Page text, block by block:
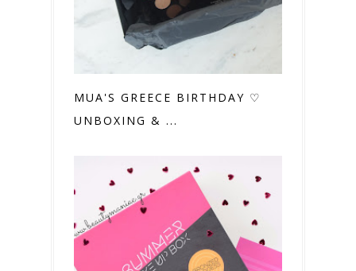
MUA'S GREECE BIRTHDAY ♡
UNBOXING & ...